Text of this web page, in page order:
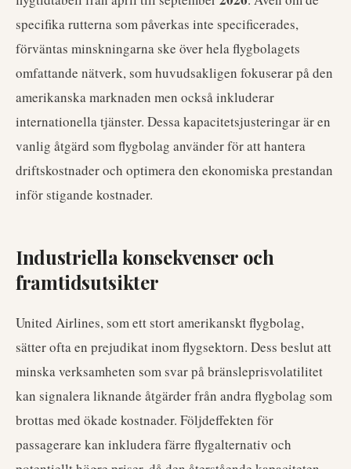
specifika rutterna som påverkas inte specificerades,
förväntas minskningarna ske över hela flygbolagets
omfattande nätverk, som huvudsakligen fokuserar på den
amerikanska marknaden men också inkluderar
internationella tjänster. Dessa kapacitetsjusteringar är en
vanlig åtgärd som flygbolag använder för att hantera
driftskostnader och optimera den ekonomiska prestandan
inför stigande kostnader.
Industriella konsekvenser och
framtidsutsikter
United Airlines, som ett stort amerikanskt flygbolag,
sätter ofta en prejudikat inom flygsektorn. Dess beslut att
minska verksamheten som svar på bränsleprisvolatilitet
kan signalera liknande åtgärder från andra flygbolag som
brottas med ökade kostnader. Följdeffekten för
passagerare kan inkludera färre flygalternativ och